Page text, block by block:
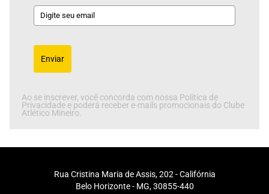
Enviar
Ao se inscrever, você concorda com nossa Política de
Privacidade e poderá receber e-mails promocionais do Clube
Atlético Mineiro.
Rua Cristina Maria de Assis, 202 - Califórnia
Belo Horizonte - MG, 30855-440